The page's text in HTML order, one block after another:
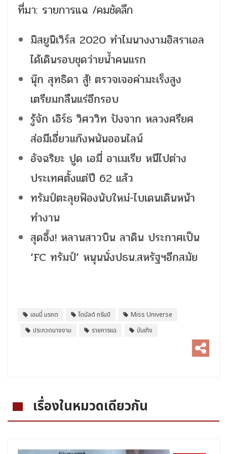
ที่มา: รายการแฉ /คมชัดลึก
มิสยูนิเวิร์ส 2020 ทำไมนางงามอิสราเอล
ได้เดินรอบชุดว่ายน้ำคนแรก
นุ๊ก สุทธิดา สู้! ตรวจเจอค่ามะเร็งสูง
เตรียมกลืนแร่อีกรอบ
รู้จัก เอิร์ธ วิศววิท ปังจาก หลวงศรียศ
ส่อมีเอี่ยวแก๊งพนันออนไลน์
อัจฉริยะ ปูด เอมี่ อาเมเรีย หนีไปต่าง
ประเทศตั้งแต่ปี 62 แล้ว
ทรัมป์ตะลุยฟ้องนับใหม่-ไบเดนเดินหน้า
ทำงาน
สุดอึ้ง! หลานสาวบิน ลาดิน ประกาศเป็น
‘FC ทรัมป์’ หนุนนั่งปธน.สหรัฐฯอีกสมัย
เอมมี่ มรกต โดนัลด์ ทรัมป์
Miss Universe
ประกวดนางงาม
รายการแฉ บันเทิง
เรื่องในหมวดเดียวกัน